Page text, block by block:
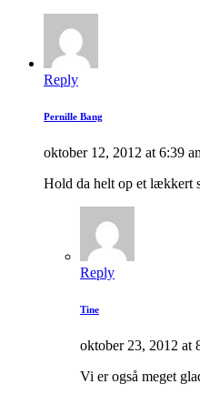
Reply
Pernille Bang
oktober 12, 2012 at 6:39
Hold da helt op et lækkert
Reply
Tine
oktober 23, 2012 at
Vi er også meget